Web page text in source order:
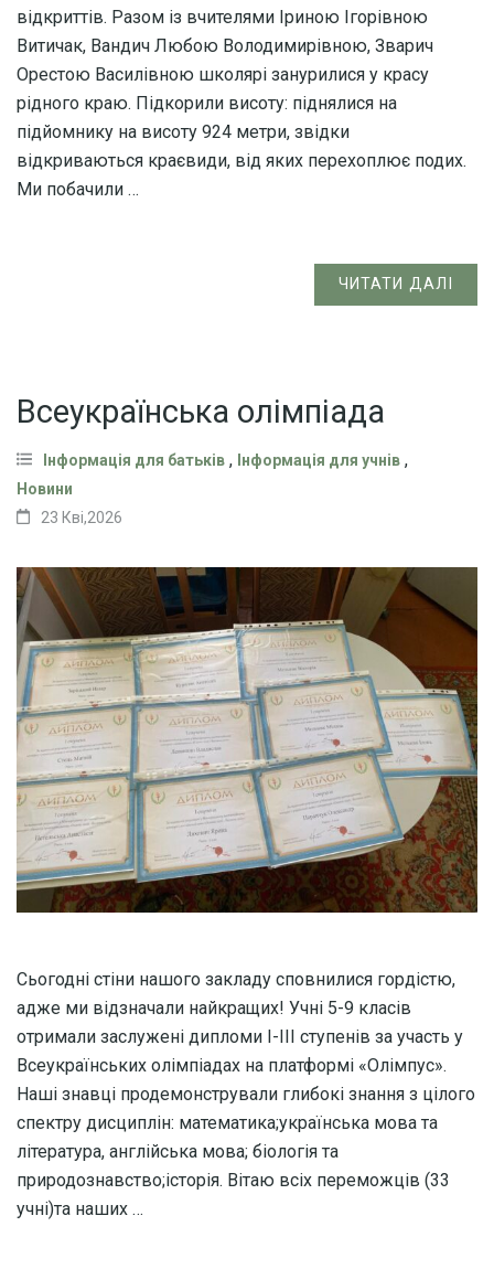
відкриттів. Разом із вчителями Іриною Ігорівною
Витичак, Вандич Любою Володимирівною, Зварич
Орестою Василівною школярі занурилися у красу
рідного краю. Підкорили висоту: піднялися на
підйомнику на висоту 924 метри, звідки
відкриваються краєвиди, від яких перехоплює подих.
Ми побачили …
ЧИТАТИ ДАЛІ
Всеукраїнська олімпіада
Інформація для батьків , Інформація для учнів ,
Новини
23 Кві,2026
Сьогодні стіни нашого закладу сповнилися гордістю,
адже ми відзначали найкращих! Учні 5-9 класів
отримали заслужені дипломи І-ІІІ ступенів за участь у
Всеукраїнських олімпіадах на платформі «Олімпус».
Наші знавці продемонстрували глибокі знання з цілого
спектру дисциплін: математика;українська мова та
література, англійська мова; біологія та
природознавство;історія. Вітаю всіх переможців (33
учні)та наших …